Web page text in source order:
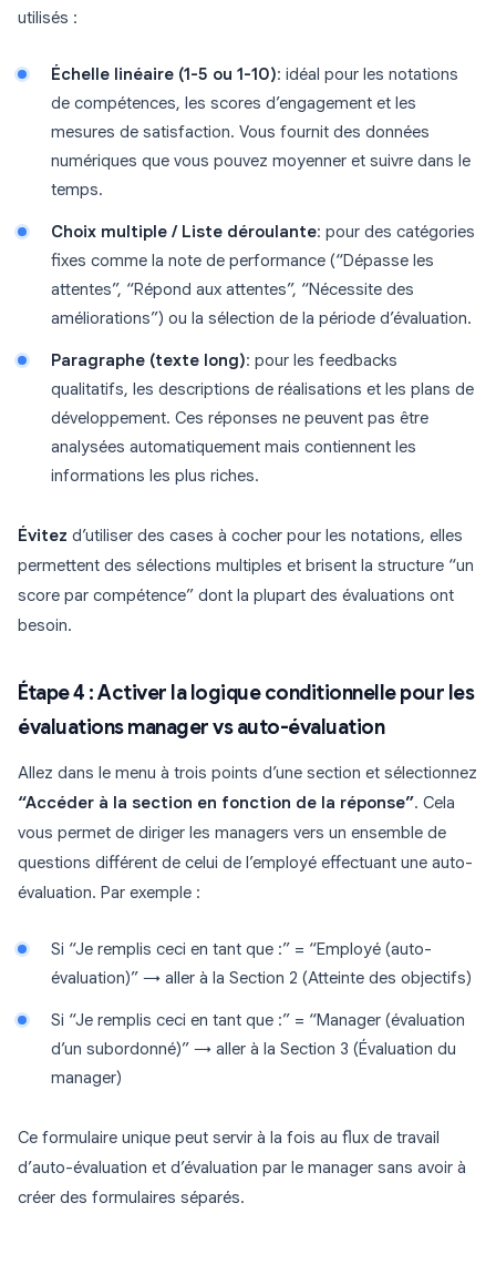
utilisés :
Échelle linéaire (1-5 ou 1-10): idéal pour les notations
de compétences, les scores d’engagement et les
mesures de satisfaction. Vous fournit des données
numériques que vous pouvez moyenner et suivre dans le
temps.
Choix multiple / Liste déroulante: pour des catégories
fixes comme la note de performance (“Dépasse les
attentes”, “Répond aux attentes”, “Nécessite des
améliorations”) ou la sélection de la période d’évaluation.
Paragraphe (texte long): pour les feedbacks
qualitatifs, les descriptions de réalisations et les plans de
développement. Ces réponses ne peuvent pas être
analysées automatiquement mais contiennent les
informations les plus riches.
Évitez d’utiliser des cases à cocher pour les notations, elles
permettent des sélections multiples et brisent la structure “un
score par compétence” dont la plupart des évaluations ont
besoin.
Étape 4 : Activer la logique conditionnelle pour les
évaluations manager vs auto-évaluation
Allez dans le menu à trois points d’une section et sélectionnez
“Accéder à la section en fonction de la réponse”. Cela
vous permet de diriger les managers vers un ensemble de
questions différent de celui de l’employé effectuant une auto-
évaluation. Par exemple :
Si “Je remplis ceci en tant que :” = “Employé (auto-
évaluation)” → aller à la Section 2 (Atteinte des objectifs)
Si “Je remplis ceci en tant que :” = “Manager (évaluation
d’un subordonné)” → aller à la Section 3 (Évaluation du
manager)
Ce formulaire unique peut servir à la fois au flux de travail
d’auto-évaluation et d’évaluation par le manager sans avoir à
créer des formulaires séparés.